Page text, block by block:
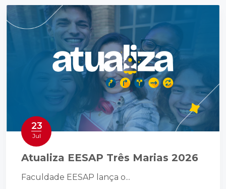
23
Jul
Atualiza EESAP Três Marias 2026
Faculdade EESAP lança o...